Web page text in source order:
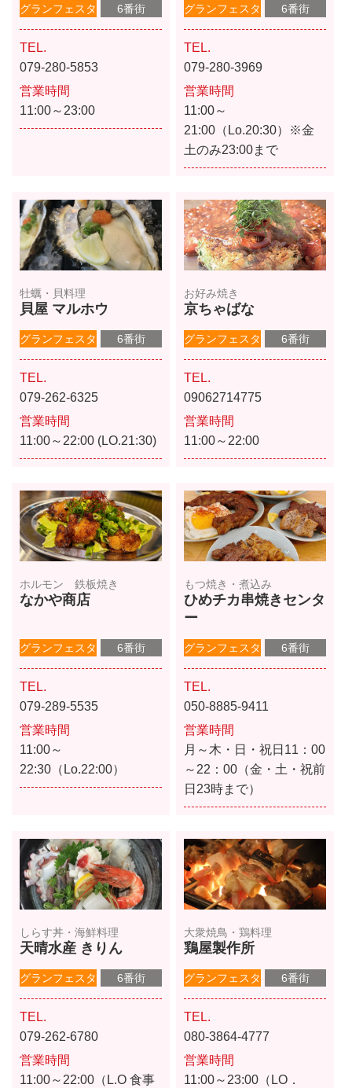
グランフェスタ 6番街
TEL.
079-280-5853
営業時間
11:00～23:00
グランフェスタ 6番街
TEL.
079-280-3969
営業時間
11:00～
21:00（Lo.20:30）※金
土のみ23:00まで
牡蠣・貝料理
貝屋 マルホウ
グランフェスタ 6番街
TEL.
079-262-6325
営業時間
11:00～22:00 (LO.21:30)
お好み焼き
京ちゃばな
グランフェスタ 6番街
TEL.
09062714775
営業時間
11:00～22:00
ホルモン 鉄板焼き
なかや商店
グランフェスタ 6番街
TEL.
079-289-5535
営業時間
11:00～
22:30（Lo.22:00）
もつ焼き・煮込み
ひめチカ串焼きセンタ
ー
グランフェスタ 6番街
TEL.
050-8885-9411
営業時間
月～木・日・祝日11：00
～22：00（金・土・祝前
日23時まで）
しらす丼・海鮮料理
天晴水産 きりん
グランフェスタ 6番街
TEL.
079-262-6780
営業時間
11:00～22:00（L.O 食事
大衆焼鳥・鶏料理
鶏屋製作所
グランフェスタ 6番街
TEL.
080-3864-4777
営業時間
11:00～23:00（LO．